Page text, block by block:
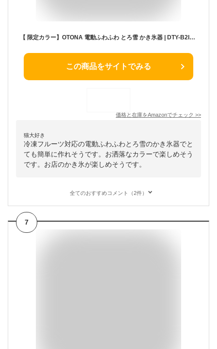
【 限定カラー】OTONA 電動ふわふわ とろ雪 かき氷器 | DTY-B2IG 限定色 いちごミルク | 冷凍フルーツ対応 | ドウシシャ (単品)
この商品をサイトでみる
価格と在庫をAmazonでチェック >>
猫大好き
冷凍フルーツ対応の電動ふわふわとろ雪のかき氷器でと
ても簡単に作れそうです。お洒落なカラーで楽しめそう
です。お店のかき氷が楽しめそうです。
全てのおすすめコメント（2件）
7